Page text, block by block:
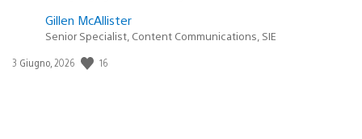
Gillen McAllister
Senior Specialist, Content Communications, SIE
Data
3 Giugno, 2026 16